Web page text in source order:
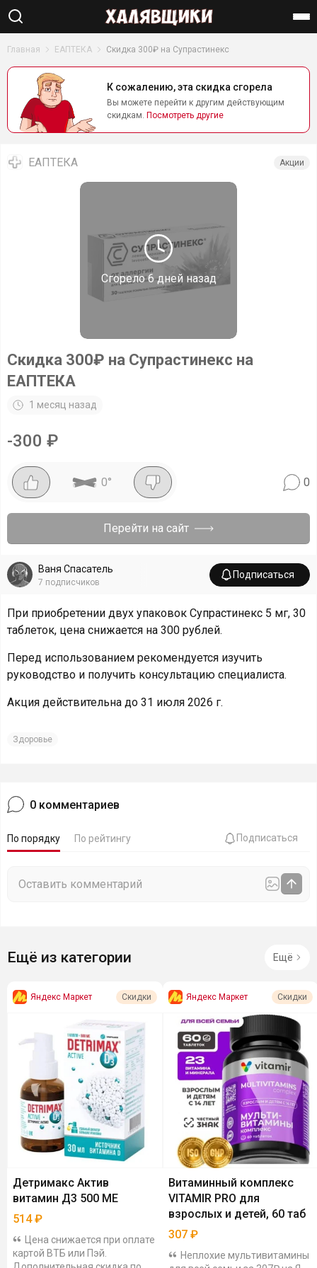
Главная ЕАПТЕКА Скидка 300₽ на Супрастинекс
К сожалению, эта скидка сгорела
Вы можете перейти к другим действующим
скидкам. Посмотреть другие
Сгорело6 дней назад
ЕАПТЕКА Акции
Скидка 300₽ на Супрастинекс на
ЕАПТЕКА
1 месяц назад
-300 ₽
0° 0
Перейти на сайт
Ваня Спасатель
7 подписчиков
Подписаться
При приобретении двух упаковок Супрастинекс 5 мг, 30
таблеток, цена снижается на 300 рублей.
Перед использованием рекомендуется изучить
руководство и получить консультацию специалиста.
Акция действительна до 31 июля 2026 г.
Здоровье
0 комментариев
По порядку По рейтингу Подписаться
Ещё из категории Ещё
Яндекс Маркет Скидки
Детримакс Актив
витамин Д3 500 МЕ
514₽
Цена снижается при оплате
картой ВТБ или Пэй.
Яндекс Маркет Скидки
Витаминный комплекс
VITAMIR PRO для
взрослых и детей, 60 таб
307 ₽
Неплохие мультивитамины